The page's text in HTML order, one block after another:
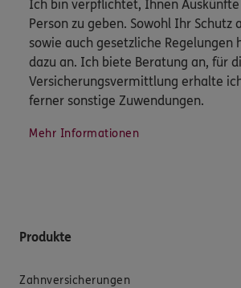
Ich bin verpflichtet, Ihnen
Person zu geben. Sowohl Ihr Schutz
sowie auch gesetzliche Regelungen
dazu an. Ich biete Beratung an, für
Versicherungsvermittlung erhalte
ferner sonstige Zuwendungen.
Mehr Informationen
Produkte
Zahnversicherungen